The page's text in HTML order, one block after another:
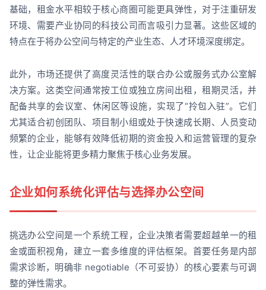
基础，租金水平相较于核心商圈可能更具弹性，对于注重研发
环境、需要产业协同的科技公司而言吸引力显著。这些区域的
特点在于将办公空间与特定的产业生态、人才环境深度绑定。
此外，市场还提供了高度灵活性的联合办公或服务式办公室解
决方案。这类空间通常按工位或独立房间出租，租期灵活，并
配备共享的会议室、休闲区等设施，实现了“拎包入驻”。它们
尤其适合初创团队、项目制小组或处于快速成长期、人员变动
频繁的企业，能够有效降低初期的资金投入和运营管理的复杂
性，让企业能将更多精力聚焦于核心业务发展。
企业如何系统化评估与选择办公空间
挑选办公空间是一个系统工程，企业决策者需要超越单一的租
金或面积视角，建立一套多维度的评估框架。首要任务是内部
需求诊断，明确非 negotiable（不可妥协）的核心要素与可调
整的弹性需求。